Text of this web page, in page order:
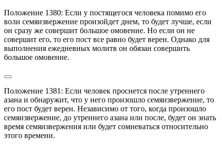
Положение 1380: Если у постящегося человека помимо его
воли семяизвержение произойдет днем, то будет лучше, если
он сразу же совершит большое омовение. Но если он не
совершит его, то его пост все равно будет верен. Однако для
выполнения ежедневных молитв он обязан совершить
большое омовение.
Положение 1381: Если человек проснется после утреннего
азана и обнаружит, что у него произошло семяизвержение, то
его пост будет верен. Независимо от того, когда произошло
семяизвержение, до утреннего азана или после, будет он знать
время семяизвержения или будет сомневаться относительно
этого времени.